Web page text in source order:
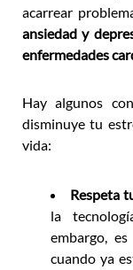
acarrear
ansiedad y
enfermedades
Hay algunos
disminuye tu
vida:
Respeta
la
embargo,
cuando ya